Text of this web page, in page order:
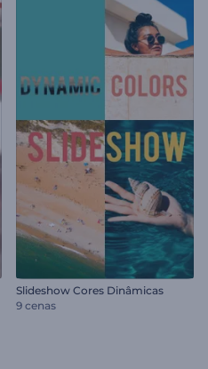
Slideshow Cores Dinâmicas
9 cenas